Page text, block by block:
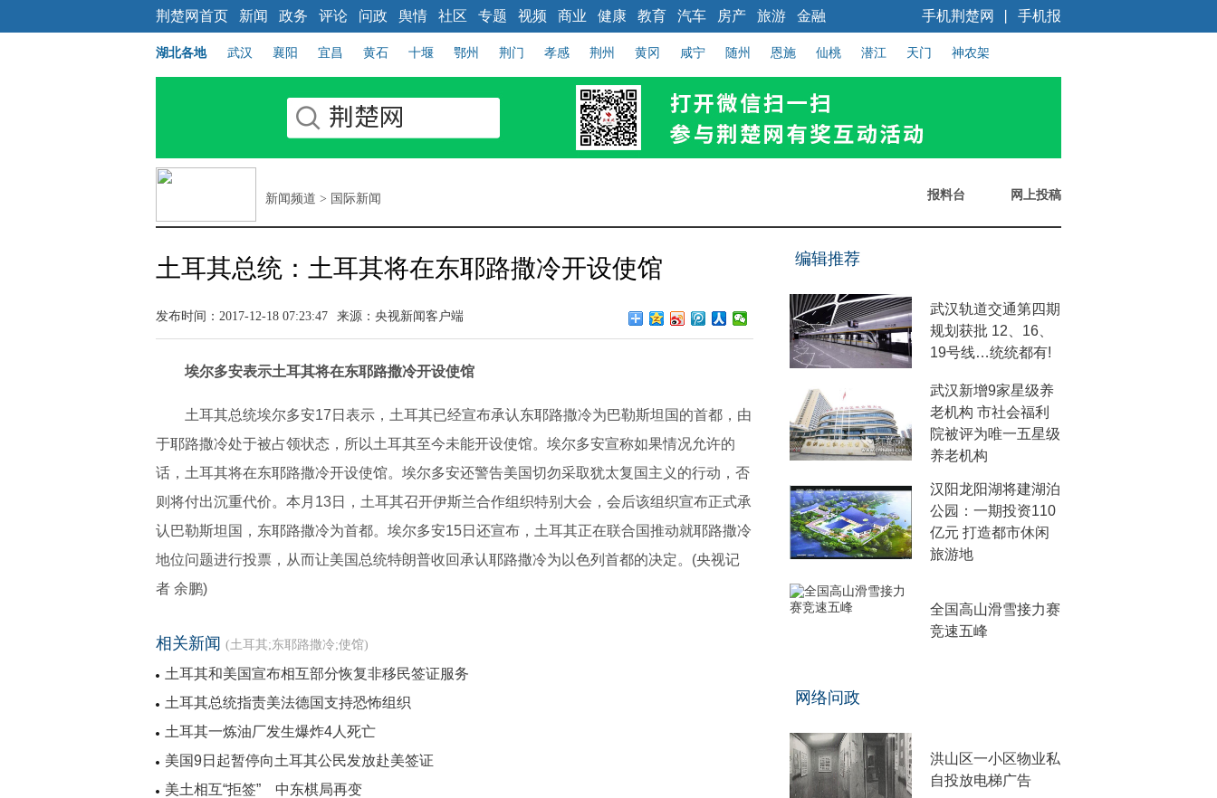
荆楚网首页 新闻 政务 评论 问政 舆情 社区 专题 视频 商业 健康 教育 汽车 房产 旅游 金融 手机报
手机荆楚网
湖北各地 武汉 襄阳 宜昌 黄石 十堰 鄂州 荆门 孝感 荆州 黄冈 咸宁 随州 恩施 仙桃 潜江 天门 神农架
新闻频道 > 国际新闻 报料台 网上投稿
土耳其总统：土耳其将在东耶路撒冷开设使馆
发布时间：2017-12-18 07:23:47 来源：央视新闻客户端
埃尔多安表示土耳其将在东耶路撒冷开设使馆
土耳其总统埃尔多安17日表示，土耳其已经宣布承认东耶路撒冷为巴勒斯坦国的首都，由
于耶路撒冷处于被占领状态，所以土耳其至今未能开设使馆。埃尔多安宣称如果情况允许的
话，土耳其将在东耶路撒冷开设使馆。埃尔多安还警告美国切勿采取犹太复国主义的行动，否
则将付出沉重代价。本月13日，土耳其召开伊斯兰合作组织特别大会，会后该组织宣布正式承
认巴勒斯坦国，东耶路撒冷为首都。埃尔多安15日还宣布，土耳其正在联合国推动就耶路撒冷
地位问题进行投票，从而让美国总统特朗普收回承认耶路撒冷为以色列首都的决定。(央视记
者 余鹏)
相关新闻 (土耳其;东耶路撒冷;使馆)
土耳其和美国宣布相互部分恢复非移民签证服务
土耳其总统指责美法德国支持恐怖组织
土耳其一炼油厂发生爆炸4人死亡
美国9日起暂停向土耳其公民发放赴美签证
美土相互“拒签” 中东棋局再变
编辑推荐
武汉轨道交通第四期
规划获批 12、16、
19号线…统统都有!
武汉新增9家星级养
老机构 市社会福利
院被评为唯一五星级
养老机构
汉阳龙阳湖将建湖泊
公园：一期投资110
亿元 打造都市休闲
旅游地
全国高山滑雪接力赛
竞速五峰
网络问政
洪山区一小区物业私
自投放电梯广告